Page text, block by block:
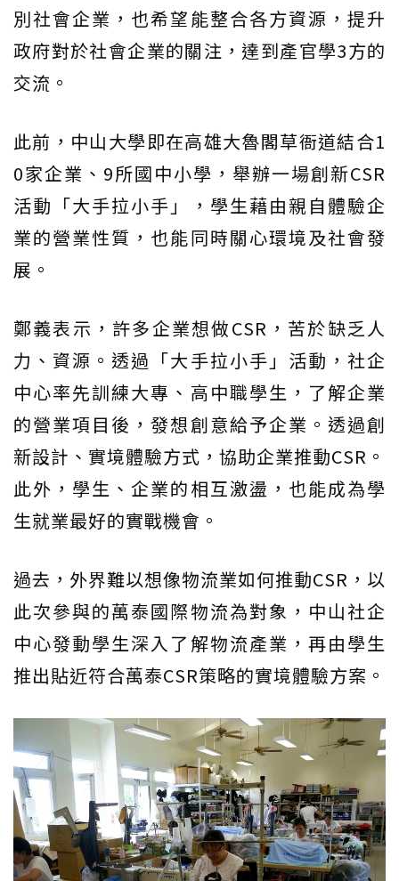
別社會企業，也希望能整合各方資源，提升
政府對於社會企業的關注，達到產官學3方的
交流。
此前，中山大學即在高雄大魯閣草衙道結合1
0家企業、9所國中小學，舉辦一場創新CSR
活動「大手拉小手」，學生藉由親自體驗企
業的營業性質，也能同時關心環境及社會發
展。
鄭義表示，許多企業想做CSR，苦於缺乏人
力、資源。透過「大手拉小手」活動，社企
中心率先訓練大專、高中職學生，了解企業
的營業項目後，發想創意給予企業。透過創
新設計、實境體驗方式，協助企業推動CSR。
此外，學生、企業的相互激盪，也能成為學
生就業最好的實戰機會。
過去，外界難以想像物流業如何推動CSR，以
此次參與的萬泰國際物流為對象，中山社企
中心發動學生深入了解物流產業，再由學生
推出貼近符合萬泰CSR策略的實境體驗方案。